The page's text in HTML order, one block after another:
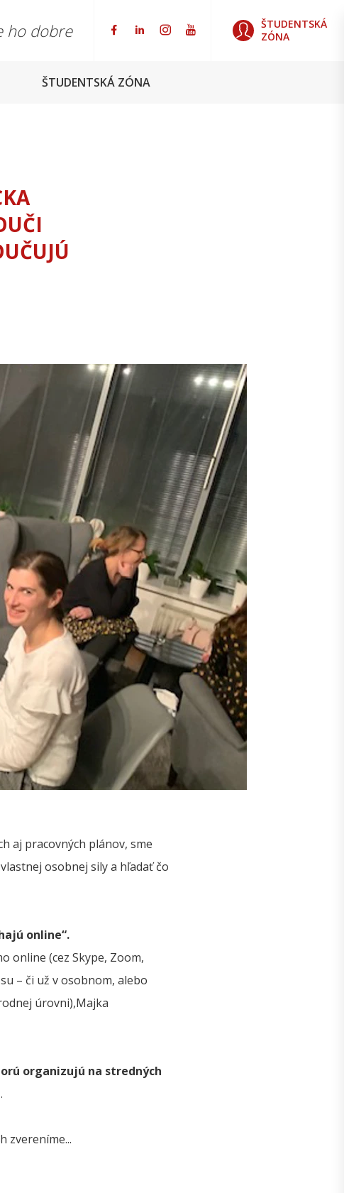
ho dobre
ŠTUDENTSKÁ
ZÓNA
ŠTUDENTSKÁ ZÓNA
aj pracovných plánov, sme
osobnej sily a hľadať čo
online“.
online (cez Skype, Zoom,
– či už v osobnom, alebo
úrovni),Majka
organizujú na stredných
zvereníme...